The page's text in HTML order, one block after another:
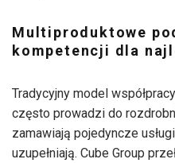
Multiproduktowe
kompetencji dla
Tradycyjny model
często prowadzi do
zamawiają pojedyncze
uzupełniają. Cube Group